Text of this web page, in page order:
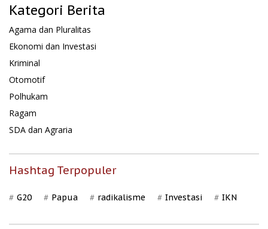
Kategori Berita
Agama dan Pluralitas
Ekonomi dan Investasi
Kriminal
Otomotif
Polhukam
Ragam
SDA dan Agraria
Hashtag Terpopuler
G20 Papua radikalisme Investasi IKN